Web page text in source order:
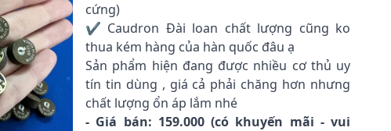
cứng)
✔ Caudron Đài loan chất lượng cũng ko
thua kém hàng của hàn quốc đâu ạ
Sản phẩm hiện đang được nhiều cơ thủ uy
tín tin dùng , giá cả phải chăng hơn nhưng
chất lượng ổn áp lắm nhé
- Giá bán: 159.000 (có khuyến mãi - vui